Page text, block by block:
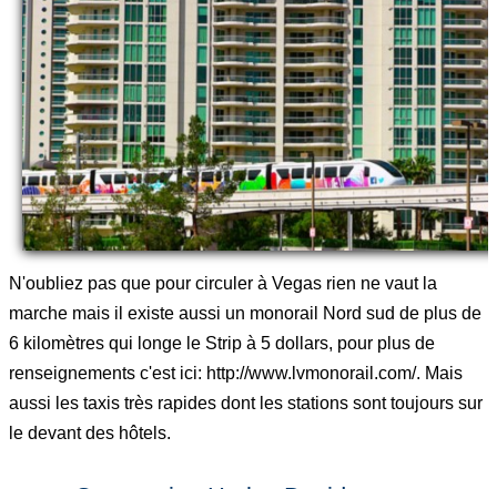
N'oubliez pas que pour circuler à Vegas rien ne vaut la
marche mais il existe aussi un monorail Nord sud de plus de
6 kilomètres qui longe le Strip à 5 dollars, pour plus de
renseignements c'est ici: http://www.lvmonorail.com/. Mais
aussi les taxis très rapides dont les stations sont toujours sur
le devant des hôtels.